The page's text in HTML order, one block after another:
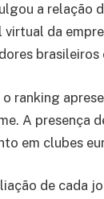
a relação
da
ranking
A presença
em clubes
de cada